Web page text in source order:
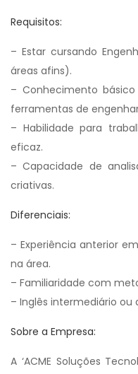
Requisitos:
– Estar cursando
áreas afins).
– Conhecimento
ferramentas de
– Habilidade para
eficaz.
– Capacidade de
criativas.
Diferenciais:
– Experiência anterior
na área.
– Familiaridade com
– Inglês intermediário ou
Sobre a Empresa:
A ‘ACME Soluções